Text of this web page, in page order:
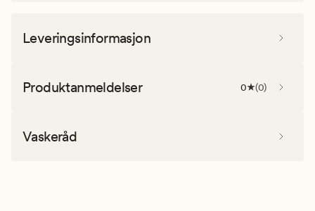
Leveringsinformasjon
Produktanmeldelser 0 (0)
Vaskeråd